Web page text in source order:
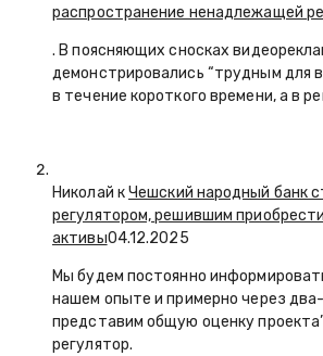
распространение ненадлежащей
. В поясняющих сносках
демонстрировались “трудным для
в течение короткого времени, а в
Николай кЧешский народный банк
регулятором, решившим
активы04.12.2025
Мы будем постоянно
нашем опыте и примерно через
представим общую оценку
регулятор.